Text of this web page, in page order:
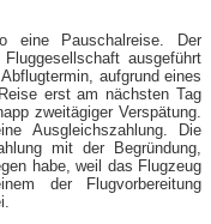
eine Pauschalreise. Der
ausgeführt
aufgrund eines
erst am nächsten Tag
zweitägiger Verspätung.
Ausgleichszahlung. Die
mit der Begründung,
habe, weil das Flugzeug
der Flugvorbereitung